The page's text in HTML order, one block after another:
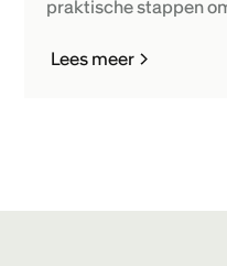
praktische stappen
Lees meer